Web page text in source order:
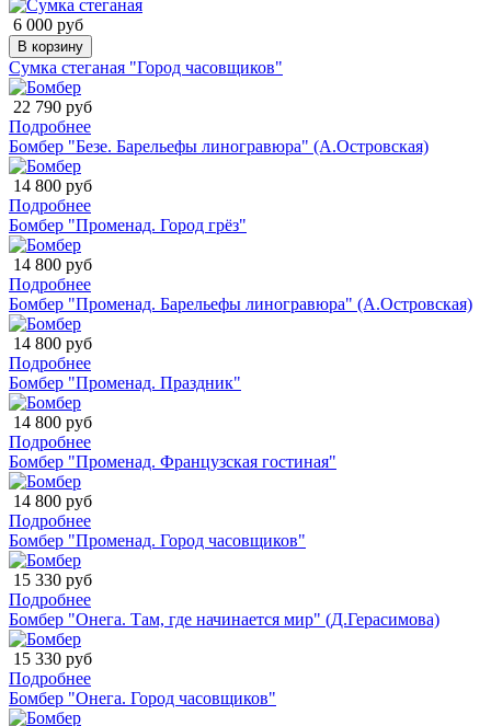
6 000 руб
В корзину
Сумка стеганая "Город часовщиков"
22 790 руб
Подробнее
Бомбер "Безе. Барельефы линогравюра" (А.Островская)
14 800 руб
Подробнее
Бомбер "Променад. Город грёз"
14 800 руб
Подробнее
Бомбер "Променад. Барельефы линогравюра" (А.Островская)
14 800 руб
Подробнее
Бомбер "Променад. Праздник"
14 800 руб
Подробнее
Бомбер "Променад. Французская гостиная"
14 800 руб
Подробнее
Бомбер "Променад. Город часовщиков"
15 330 руб
Подробнее
Бомбер "Онега. Там, где начинается мир" (Д.Герасимова)
15 330 руб
Подробнее
Бомбер "Онега. Город часовщиков"